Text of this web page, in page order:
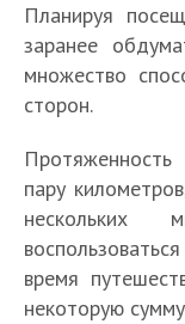
Планируя
заранее
множество
сторон.
пару
время
некоторую